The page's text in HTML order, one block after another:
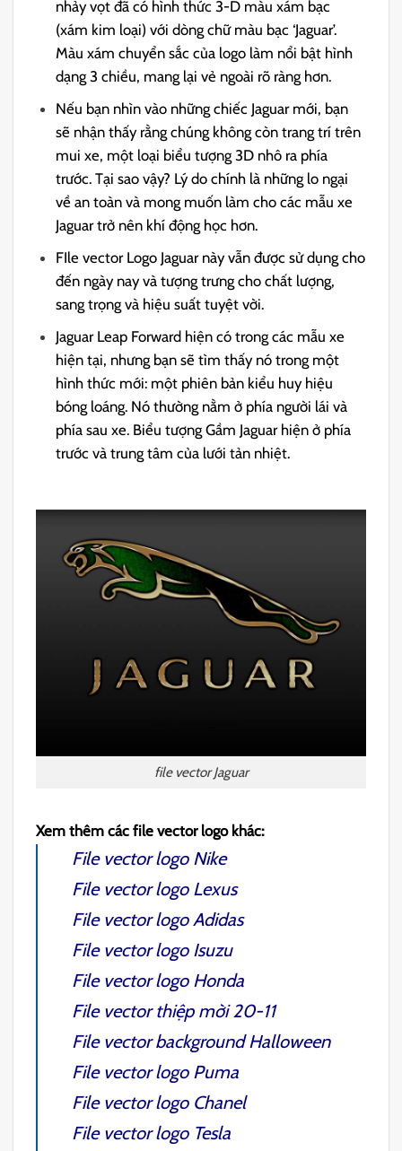
nhảy vọt đã có hình thức 3-D màu xám bạc
(xám kim loại) với dòng chữ màu bạc ‘Jaguar’.
Màu xám chuyển sắc của logo làm nổi bật hình
dạng 3 chiều, mang lại vẻ ngoài rõ ràng hơn.
Nếu bạn nhìn vào những chiếc Jaguar mới, bạn
sẽ nhận thấy rằng chúng không còn trang trí trên
mui xe, một loại biểu tượng 3D nhô ra phía
trước. Tại sao vậy? Lý do chính là những lo ngại
về an toàn và mong muốn làm cho các mẫu xe
Jaguar trở nên khí động học hơn.
FIle vector Logo Jaguar này vẫn được sử dụng cho
đến ngày nay và tượng trưng cho chất lượng,
sang trọng và hiệu suất tuyệt vời.
Jaguar Leap Forward hiện có trong các mẫu xe
hiện tại, nhưng bạn sẽ tìm thấy nó trong một
hình thức mới: một phiên bản kiểu huy hiệu
bóng loáng. Nó thường nằm ở phía người lái và
phía sau xe. Biểu tượng Gầm Jaguar hiện ở phía
trước và trung tâm của lưới tản nhiệt.
file vector Jaguar
Xem thêm các file vector logo khác:
File vector logo Nike
File vector logo Lexus
File vector logo Adidas
File vector logo Isuzu
File vector logo Honda
File vector thiệp mời 20-11
File vector background Halloween
File vector logo Puma
File vector logo Chanel
File vector logo Tesla